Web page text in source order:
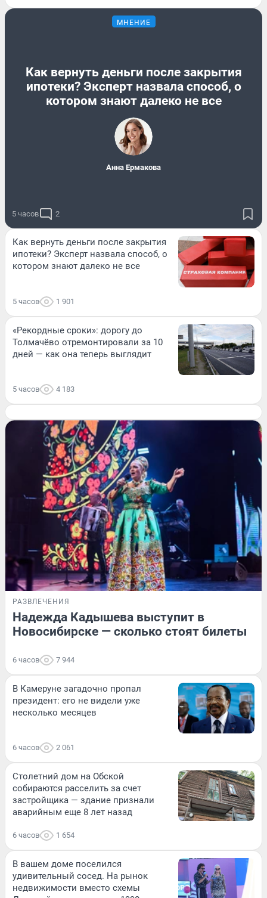
МНЕНИЕ
Как вернуть деньги после закрытия
ипотеки? Эксперт назвала способ, о
котором знают далеко не все
Анна Ермакова
5 часов 2
Как вернуть деньги после закрытия
ипотеки? Эксперт назвала способ, о
котором знают далеко не все
5 часов 1 901
«Рекордные сроки»: дорогу до
Толмачёво отремонтировали за 10
дней — как она теперь выглядит
5 часов 4 183
РАЗВЛЕЧЕНИЯ
Надежда Кадышева выступит в
Новосибирске — сколько стоят билеты
6 часов 7 944
В Камеруне загадочно пропал
президент: его не видели уже
несколько месяцев
6 часов 2 061
Столетний дом на Обской
собираются расселить за счет
застройщика — здание признали
аварийным еще 8 лет назад
6 часов 1 654
В вашем доме поселился
удивительный сосед. На рынок
недвижимости вместо схемы